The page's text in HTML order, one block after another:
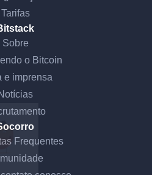
o conteúdo
te
Tarifas
Sobre
o Bitcoin
e imprensa
Frequentes